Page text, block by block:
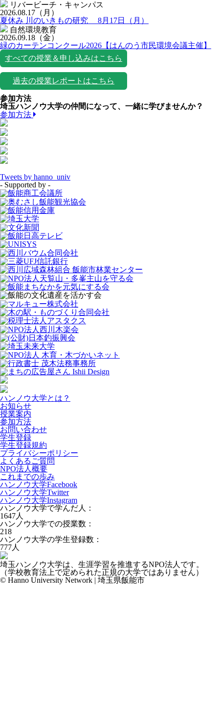
リバービーチ・キャンパス
2026.08.17 （月）
夏休み 川のいきもの研究 8月17日（月）
自然環境教育
2026.09.18 （金）
緑のカーテンコンクール2026【はんのう市民環境会議主催】
すべての授業＆申し込みはこちら
過去の授業レポートはこちら
参加方法
埼玉ハンノウ大学の仲間になって、一緒に学びませんか？
参加方法
Tweets by hanno_univ
- Supported by -
ハンノウ大学とは？
お知らせ
授業案内
参加方法
お問い合わせ
学生登録
学生登録規約
プライバシーポリシー
よくあるご質問
NPO法人概要
これまでの歩み
ハンノウ大学Facebook
ハンノウ大学Twitter
ハンノウ大学Instagram
ハンノウ大学で学んだ人：
1647人
ハンノウ大学での授業数：
218
ハンノウ大学の学生登録数：
777人
埼玉ハンノウ大学は、生涯学習を推進するNPO法人です。
（学校教育法上で定められた正規の大学ではありません）
© Hanno University Network | 埼玉県飯能市